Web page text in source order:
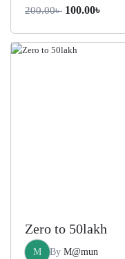
200.00৳ Original
was:
100.00৳
is:
Zero to 50lakh
M By M@mun